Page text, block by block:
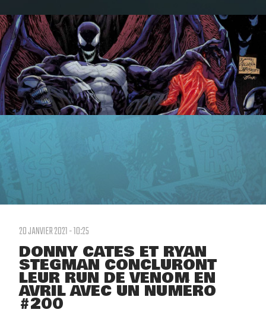
20 JANVIER 2021 - 10:25
DONNY CATES ET RYAN
STEGMAN CONCLURONT
LEUR RUN DE VENOM EN
AVRIL AVEC UN NUMÉRO
#200